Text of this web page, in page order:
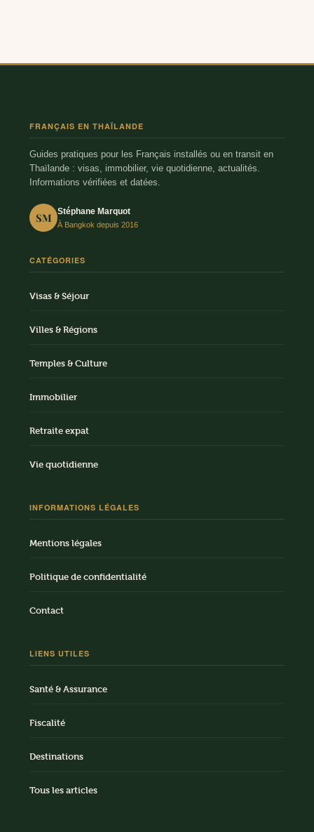
FRANÇAIS EN THAÏLANDE
Guides pratiques pour les Français installés ou en transit en
Thaïlande : visas, immobilier, vie quotidienne, actualités.
Informations vérifiées et datées.
SM Stéphane Marquot
À Bangkok depuis 2016
CATÉGORIES
Visas & Séjour
Villes & Régions
Temples & Culture
Immobilier
Retraite expat
Vie quotidienne
INFORMATIONS LÉGALES
Mentions légales
Politique de confidentialité
Contact
LIENS UTILES
Santé & Assurance
Fiscalité
Destinations
Tous les articles